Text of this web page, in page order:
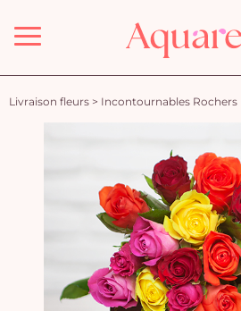
Menu
Livraison fleurs > Incontournables Rochers